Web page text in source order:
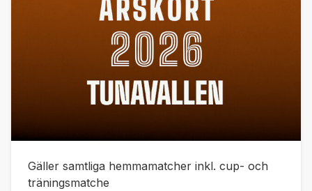
Gäller samtliga hemmamatcher inkl. cup- och
träningsmatche